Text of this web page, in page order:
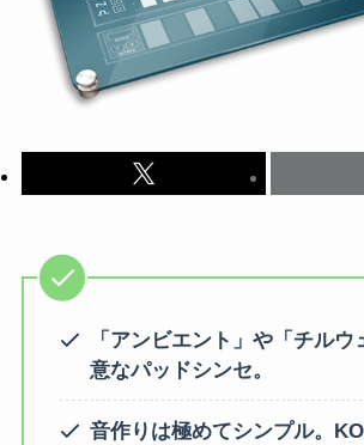
「アンビエント」や「チル
意なパッドシンセ。
音作りは極めてシンプル。